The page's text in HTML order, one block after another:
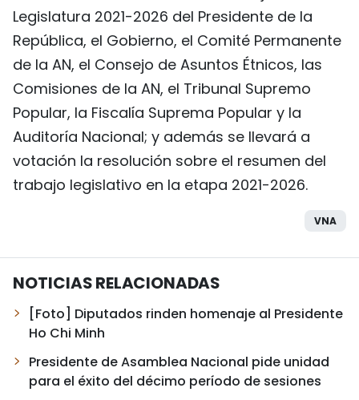
Legislatura 2021-2026 del Presidente de la
República, el Gobierno, el Comité Permanente
de la AN, el Consejo de Asuntos Étnicos, las
Comisiones de la AN, el Tribunal Supremo
Popular, la Fiscalía Suprema Popular y la
Auditoría Nacional; y además se llevará a
votación la resolución sobre el resumen del
trabajo legislativo en la etapa 2021-2026.
VNA
NOTICIAS RELACIONADAS
[Foto] Diputados rinden homenaje al Presidente
Ho Chi Minh
Presidente de Asamblea Nacional pide unidad
para el éxito del décimo período de sesiones